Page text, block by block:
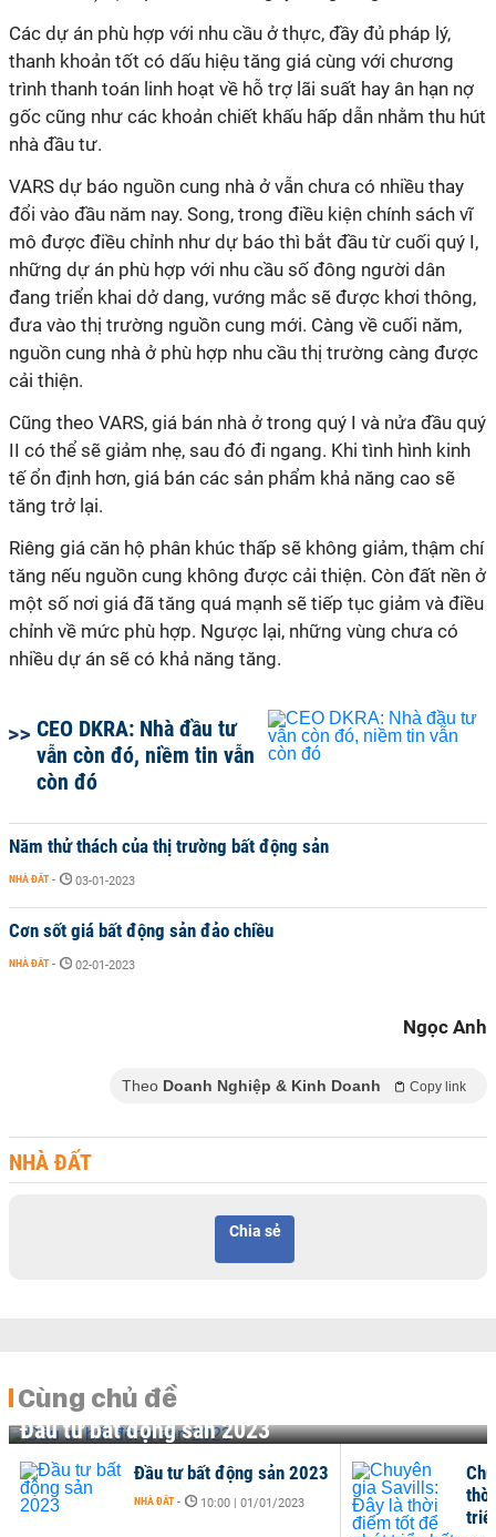
Các dự án phù hợp với nhu cầu ở thực, đầy đủ pháp lý,
thanh khoản tốt có dấu hiệu tăng giá cùng với chương
trình thanh toán linh hoạt về hỗ trợ lãi suất hay ân hạn nợ
gốc cũng như các khoản chiết khấu hấp dẫn nhằm thu hút
nhà đầu tư.
VARS dự báo nguồn cung nhà ở vẫn chưa có nhiều thay
đổi vào đầu năm nay. Song, trong điều kiện chính sách vĩ
mô được điều chỉnh như dự báo thì bắt đầu từ cuối quý I,
những dự án phù hợp với nhu cầu số đông người dân
đang triển khai dở dang, vướng mắc sẽ được khơi thông,
đưa vào thị trường nguồn cung mới. Càng về cuối năm,
nguồn cung nhà ở phù hợp nhu cầu thị trường càng được
cải thiện.
Cũng theo VARS, giá bán nhà ở trong quý I và nửa đầu quý
II có thể sẽ giảm nhẹ, sau đó đi ngang. Khi tình hình kinh
tế ổn định hơn, giá bán các sản phẩm khả năng cao sẽ
tăng trở lại.
Riêng giá căn hộ phân khúc thấp sẽ không giảm, thậm chí
tăng nếu nguồn cung không được cải thiện. Còn đất nền ở
một số nơi giá đã tăng quá mạnh sẽ tiếp tục giảm và điều
chỉnh về mức phù hợp. Ngược lại, những vùng chưa có
nhiều dự án sẽ có khả năng tăng.
CEO DKRA: Nhà đầu tư
vẫn còn đó, niềm tin vẫn
còn đó
Năm thử thách của thị trường bất động sản
NHÀ ĐẤT - 03-01-2023
Cơn sốt giá bất động sản đảo chiều
NHÀ ĐẤT - 02-01-2023
Ngọc Anh
Theo Doanh Nghiệp & Kinh Doanh Copy link
NHÀ ĐẤT
Chia sẻ
Cùng chủ đề
Đầu tư bất động sản 2023
Đầu tư bất động sản 2023
NHÀ ĐẤT - 10:00 | 01/01/2023